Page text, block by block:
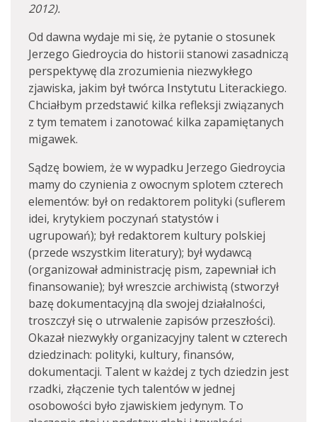
2012).
Od dawna wydaje mi się, że pytanie o stosunek
Jerzego Giedroycia do historii stanowi zasadniczą
perspektywę dla zrozumienia niezwykłego
zjawiska, jakim był twórca Instytutu Literackiego.
Chciałbym przedstawić kilka refleksji związanych
z tym tematem i zanotować kilka zapamiętanych
migawek.
Sądzę bowiem, że w wypadku Jerzego Giedroycia
mamy do czynienia z owocnym splotem czterech
elementów: był on redaktorem polityki (suflerem
idei, krytykiem poczynań statystów i
ugrupowań); był redaktorem kultury polskiej
(przede wszystkim literatury); był wydawcą
(organizował administrację pism, zapewniał ich
finansowanie); był wreszcie archiwistą (stworzył
bazę dokumentacyjną dla swojej działalności,
troszczył się o utrwalenie zapisów przeszłości).
Okazał niezwykły organizacyjny talent w czterech
dziedzinach: polityki, kultury, finansów,
dokumentacji. Talent w każdej z tych dziedzin jest
rzadki, złączenie tych talentów w jednej
osobowości było zjawiskiem jedynym. To